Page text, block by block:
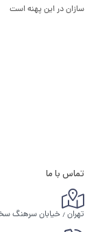
سازان در این پهنه است
تماس با ما
تهران ٫ خیابان سرهنگ سخائی ٫ نبش کوچه بهنیا ٬ ساختمان اداری ۴۰ ٬ طبقه ۵ واحد ۱۶